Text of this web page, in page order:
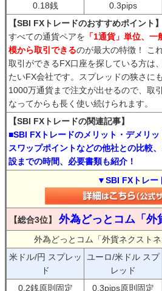
0.18銭 0.3pips
【SBI FXトレードのおすすめポイント】
すべての通貨ペアを 「1通貨」単位、
模から取引できるのが最大の特徴！ こ
取引ができるFX口座を探している方は
たいFX会社です。スプレッドの狭さに
1000万通貨まで注文が出せるので、取
なってからも長く使い続けられます。
【SBI FXトレードの関連記事】
■SBI FXトレードのメリット・デメリッ
スワップポイントなどの他社との比較
設までの時間、必要書類も紹介！
▼SBI FXトレー
【総合3位】 外為どっとコム「外
外為どっとコム「外貨ネクスト
米ドル/円 スプレッ
ド
ユーロ/米ドル スプ
レッド
0.2銭原則固定 0.3pips原則固定